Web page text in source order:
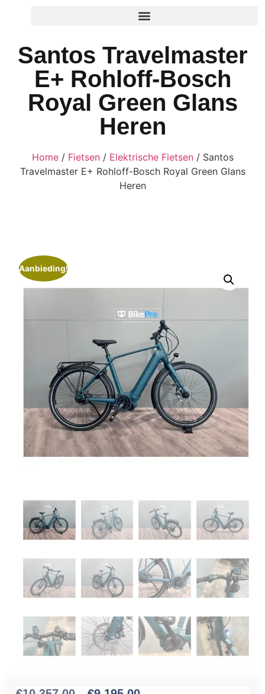
Santos Travelmaster
E+ Rohloff-Bosch
Royal Green Glans
Heren
Home/ Fietsen/ Elektrische Fietsen/ Santos
Travelmaster E+ Rohloff-Bosch Royal Green Glans
Heren
Aanbieding!